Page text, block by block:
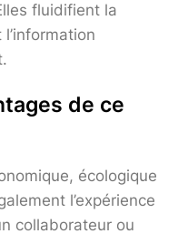
fluidifient la
de ce
écologique
l’expérience
collaborateur ou